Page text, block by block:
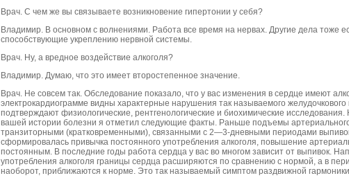
Врач. С чем же вы связываете возникновение гипертонии у себя?
Владимир. В основном с волнениями. Работа все время на нервах. Другие дела тоже
способствующие укреплению нервной системы.
Врач. Ну, а вредное воздействие алкоголя?
Владимир. Думаю, что это имеет второстепенное значение.
Врач. Не совсем так. Обследование показало, что у вас изменения в сердце имеют
электрокардиограмме видны характерные нарушения так называемого желудочкового
подтверждают физиологические, рентгенологические и биохимические исследования.
вашей истории болезни я отметил следующие факты. Раньше подъемы
транзиторными (кратковременными), связанными с 2—3-дневными периодами
сформировалась привычка постоянного употребления алкоголя, повышение
постоянным. В последние годы работа сердца у вас во многом зависит от выпивок.
употребления алкоголя границы сердца расширяются по сравнению с нормой, а в
наоборот, приближаются к норме. Это так называемый симптом раздвижной